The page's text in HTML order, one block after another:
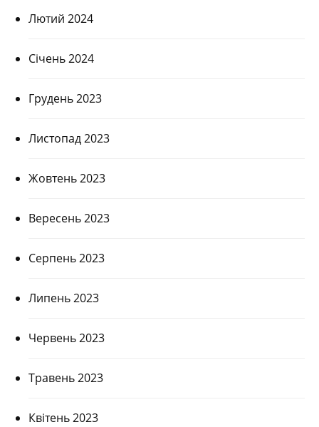
Лютий 2024
Січень 2024
Грудень 2023
Листопад 2023
Жовтень 2023
Вересень 2023
Серпень 2023
Липень 2023
Червень 2023
Травень 2023
Квітень 2023